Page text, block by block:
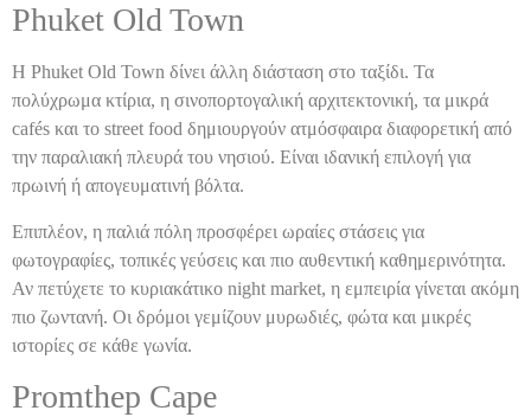
Phuket Old Town
Η Phuket Old Town δίνει άλλη διάσταση στο ταξίδι. Τα
πολύχρωμα κτίρια, η σινοπορτογαλική αρχιτεκτονική, τα μικρά
cafés και το street food δημιουργούν ατμόσφαιρα διαφορετική από
την παραλιακή πλευρά του νησιού. Είναι ιδανική επιλογή για
πρωινή ή απογευματινή βόλτα.
Επιπλέον, η παλιά πόλη προσφέρει ωραίες στάσεις για
φωτογραφίες, τοπικές γεύσεις και πιο αυθεντική καθημερινότητα.
Αν πετύχετε το κυριακάτικο night market, η εμπειρία γίνεται ακόμη
πιο ζωντανή. Οι δρόμοι γεμίζουν μυρωδιές, φώτα και μικρές
ιστορίες σε κάθε γωνία.
Promthep Cape